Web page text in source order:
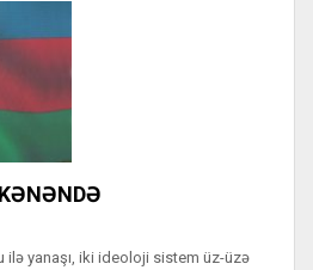
ilə yanaşı, iki ideoloji sistem üz-üzə